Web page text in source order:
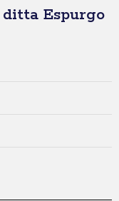
Espurgo